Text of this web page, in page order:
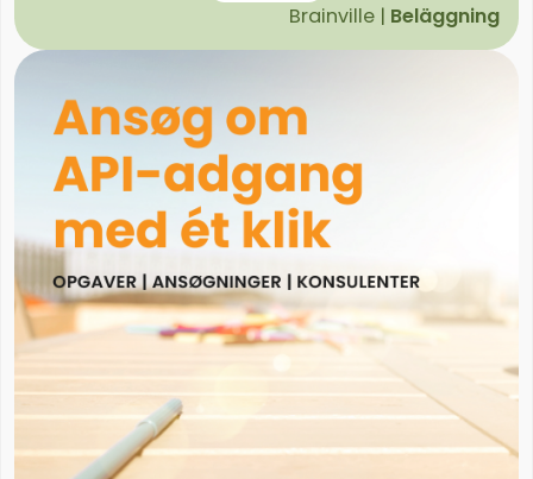
Brainville | Beläggning